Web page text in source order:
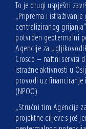
To je drugi uspješni
„Priprema i
centraliziranog
potvrđen geotermalni
Agencije za
Crosco – naftni servisi
istražne aktivnosti u
provodi uz financiranje
(NPOO).
„Stručni tim Agencije
projektne ciljeve s još